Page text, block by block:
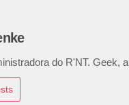
do R'NT. Geek,